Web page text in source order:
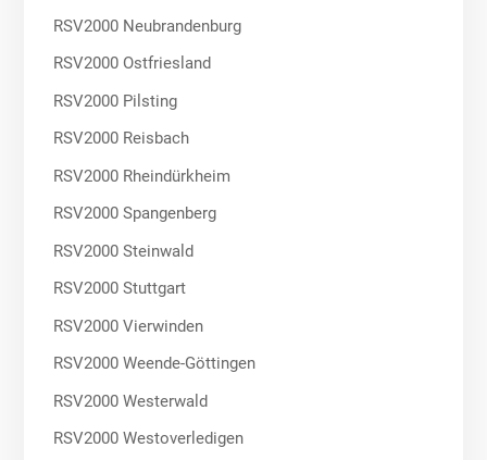
RSV2000 Neubrandenburg
RSV2000 Ostfriesland
RSV2000 Pilsting
RSV2000 Reisbach
RSV2000 Rheindürkheim
RSV2000 Spangenberg
RSV2000 Steinwald
RSV2000 Stuttgart
RSV2000 Vierwinden
RSV2000 Weende-Göttingen
RSV2000 Westerwald
RSV2000 Westoverledigen